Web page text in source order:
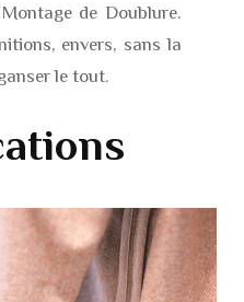
de Doublure.
envers, sans la
le tout.